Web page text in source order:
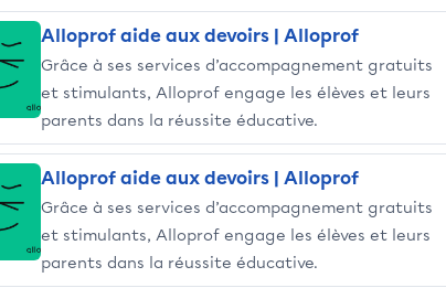
Alloprof aide aux devoirs | Alloprof
Grâce à ses services d’accompagnement gratuits
et stimulants, Alloprof engage les élèves et leurs
parents dans la réussite éducative.
Alloprof aide aux devoirs | Alloprof
Grâce à ses services d’accompagnement gratuits
et stimulants, Alloprof engage les élèves et leurs
parents dans la réussite éducative.